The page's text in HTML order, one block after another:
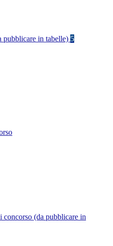
pubblicare in tabelle) 5
concorso (da pubblicare in